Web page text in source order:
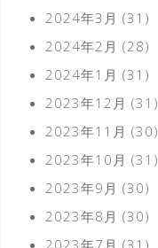
2024年3月 (31)
2024年2月 (28)
2024年1月 (31)
2023年12月 (31)
2023年11月 (30)
2023年10月 (31)
2023年9月 (30)
2023年8月 (30)